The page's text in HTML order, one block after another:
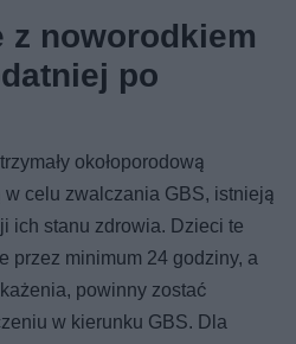
z noworodkiem
po
okołoporodową
celu zwalczania GBS, istnieją
ich stanu zdrowia. Dzieci te
przez minimum 24 godziny, a
powinny zostać
w kierunku GBS. Dla